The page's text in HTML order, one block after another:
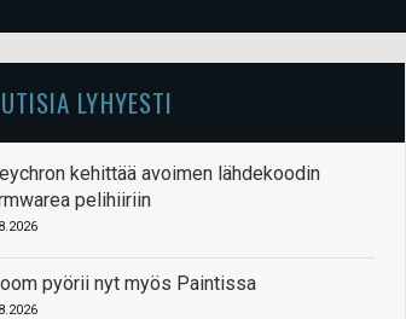
LYHYESTI
kehittää avoimen lähdekoodin
pelihiiriin
pyörii nyt myös Paintissa